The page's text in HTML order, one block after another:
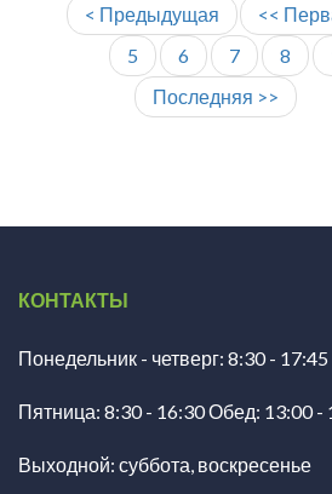
<<
< Предыдущая
5
6 7 8
Последняя >>
КОНТАКТЫ
Понедельник - четверг: 8:30 - 17:45
Пятница: 8:30 - 16:30 Обед: 13:00 -
Выходной: суббота, воскресенье